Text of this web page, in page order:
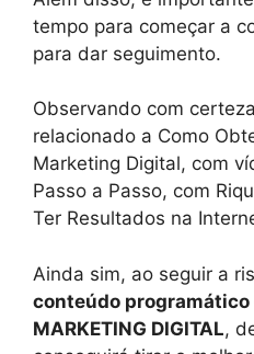
tempo para começar a
para dar seguimento.
Observando com
relacionado a Como
Marketing Digital, com
Passo a Passo, com
Ter Resultados na
Ainda sim, ao seguir a
conteúdo programático
MARKETING DIGITAL,